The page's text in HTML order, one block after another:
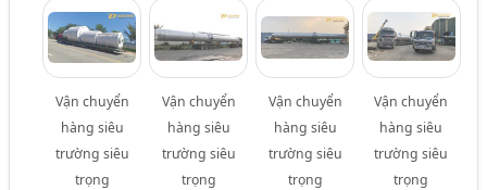
Vận chuyển
hàng siêu
trường siêu
trọng
Vận chuyển
hàng siêu
trường siêu
trọng
Vận chuyển
hàng siêu
trường siêu
trọng
Vận chuyển
hàng siêu
trường siêu
trọng